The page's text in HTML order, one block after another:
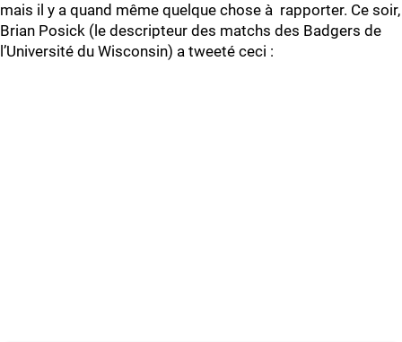
mais il y a quand même quelque chose à rapporter. Ce soir,
Brian Posick (le descripteur des matchs des Badgers de
l’Université du Wisconsin) a tweeté ceci :